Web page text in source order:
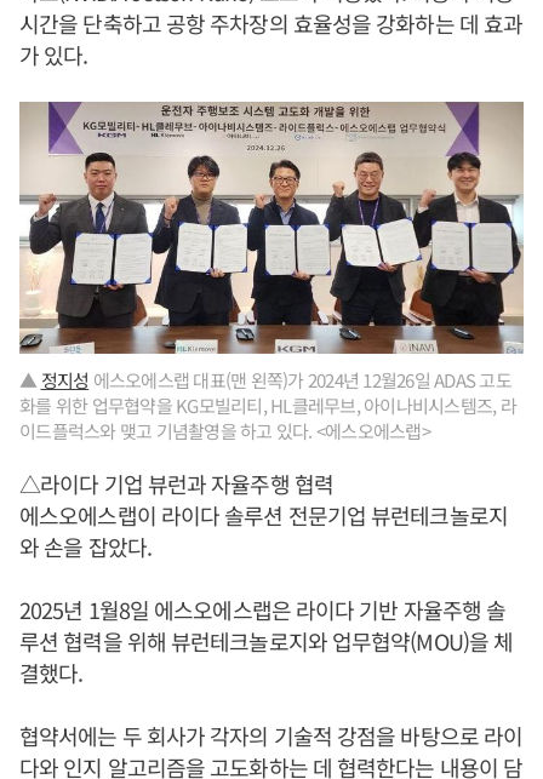
시간을 단축하고 공항 주차장의 효율성을 강화하는 데 효과
가 있다.
▲ 정지성 에스오에스랩 대표(맨 왼쪽)가 2024년 12월26일 ADAS 고도
화를 위한 업무협약을 KG모빌리티, HL클레무브, 아이나비시스템즈, 라
이드플럭스와 맺고 기념촬영을 하고 있다. <에스오에스랩>
△라이다 기업 뷰런과 자율주행 협력
에스오에스랩이 라이다 솔루션 전문기업 뷰런테크놀로지
와 손을 잡았다.
2025년 1월8일 에스오에스랩은 라이다 기반 자율주행 솔
루션 협력을 위해 뷰런테크놀로지와 업무협약(MOU)을 체
결했다.
협약서에는 두 회사가 각자의 기술적 강점을 바탕으로 라이
다와 인지 알고리즘을 고도화하는 데 협력한다는 내용이 담